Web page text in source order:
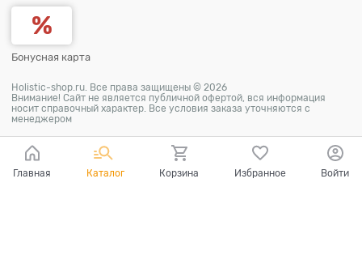
Бонусная карта
Holistic-shop.ru. Все права защищены © 2026
Внимание! Сайт не является публичной офертой, вся информация
носит справочный характер. Все условия заказа уточняются с
менеджером
Главная Каталог Корзина Избранное Войти